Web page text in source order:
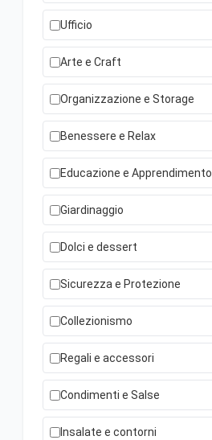
Ufficio
Arte e Craft
Organizzazione e Storage
Benessere e Relax
Educazione e Apprendimento
Giardinaggio
Dolci e dessert
Sicurezza e Protezione
Collezionismo
Regali e accessori
Condimenti e Salse
Insalate e contorni